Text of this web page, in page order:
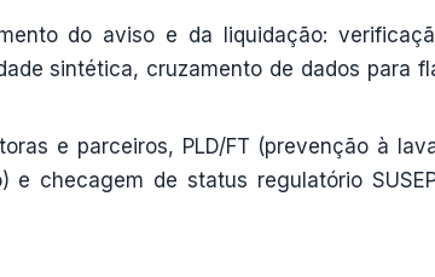
do aviso e da liquidação:
sintética, cruzamento de dados para
e parceiros, PLD/FT (prevenção à
checagem de status regulatório